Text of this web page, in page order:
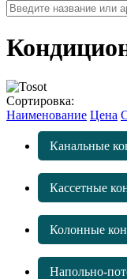
Сортировка:
Наименование Цена
Канальные
Кассетные
Колонные
Напольно-